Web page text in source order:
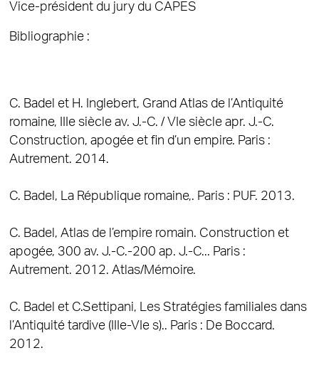
Vice-président du jury du CAPES
Bibliographie :
C. Badel et H. Inglebert, Grand Atlas de l’Antiquité
romaine, IIIe siècle av. J.-C. / VIe siècle apr. J.-C.
Construction, apogée et fin d’un empire. Paris :
Autrement. 2014.
C. Badel, La République romaine,. Paris : PUF. 2013.
C. Badel, Atlas de l’empire romain. Construction et
apogée, 300 av. J.-C.-200 ap. J.-C... Paris :
Autrement. 2012. Atlas/Mémoire.
C. Badel et C.Settipani, Les Stratégies familiales dans
l’Antiquité tardive (IIIe-VIe s).. Paris : De Boccard.
2012.